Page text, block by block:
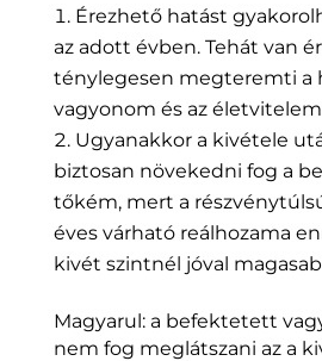
Érezhető hatást
az adott évben. Tehát van
ténylegesen megteremti a
vagyonom és az
Ugyanakkor a kivétele
biztosan növekedni fog a
tőkém, mert a
éves várható reálhozama
kivét szintnél jóval
Magyarul: a befektetett
nem fog meglátszani az a